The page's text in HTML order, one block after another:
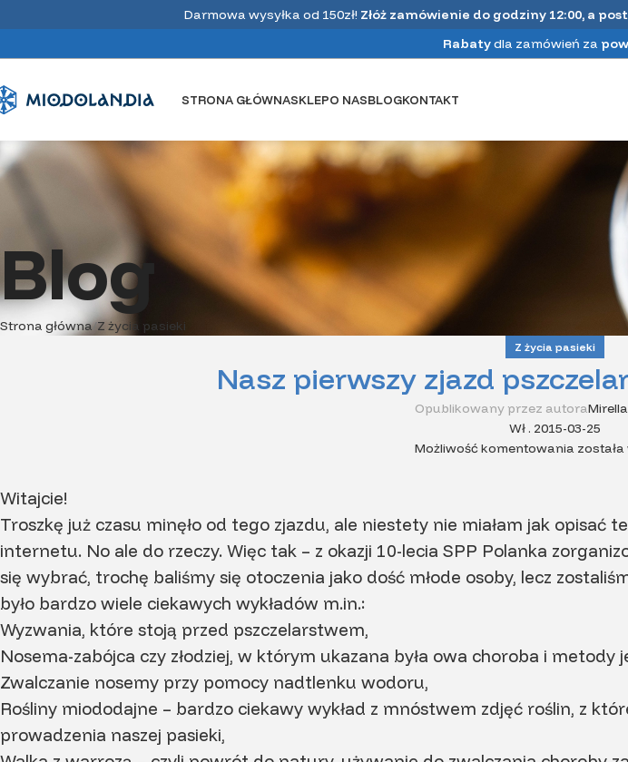
Darmowa wysyłka od 150zł! Złóż zamówienie do godziny 12:00, a
Rabatydla zamówień za
STRONA GŁÓWNASKLEPO NASBLOGKONTAKT
Blog
Strona główna Z życia pasieki
Z życia pasieki
Nasz pierwszy zjazd
Opublikowany przez autoraMirella
Wł . 2015-03-25
Możliwość komentowania została
Witajcie!
Troszkę już czasu minęło od tego zjazdu, ale niestety nie miałam jak
internetu. No ale do rzeczy. Więc tak – z okazji 10-lecia SPP Polanka
się wybrać, trochę baliśmy się otoczenia jako dość młode osoby, lecz
było bardzo wiele ciekawych wykładów m.in.:
Wyzwania, które stoją przed pszczelarstwem,
Nosema-zabójca czy złodziej, w którym ukazana była owa choroba i metody
Zwalczanie nosemy przy pomocy nadtlenku wodoru,
Rośliny miododajne – bardzo ciekawy wykład z mnóstwem zdjęć roślin, z
prowadzenia naszej pasieki,